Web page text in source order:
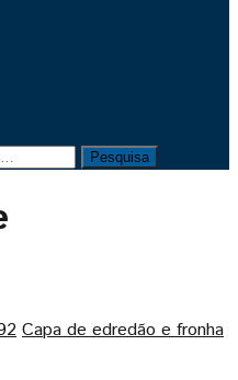
Pesquisa
Capa de edredão e fronha